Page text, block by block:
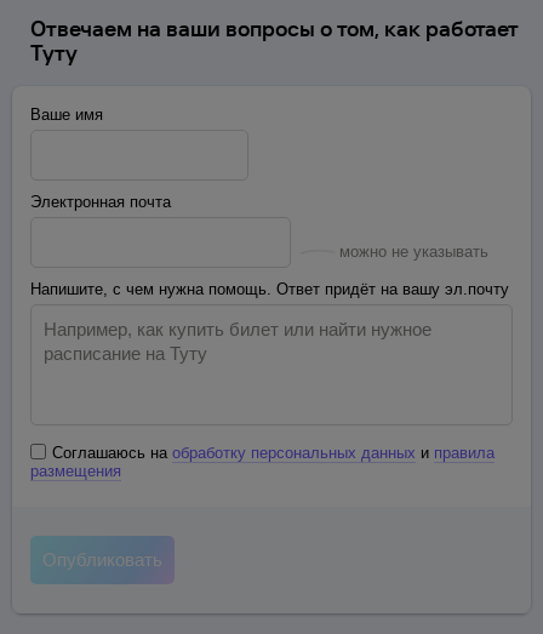
Отвечаем на ваши вопросы о том, как работает
Туту
Ваше имя
Электронная почта
можно не указывать
Напишите, с чем нужна помощь. Ответ придёт на вашу эл.почту
Соглашаюсь на обработку персональных данных и правила
размещения